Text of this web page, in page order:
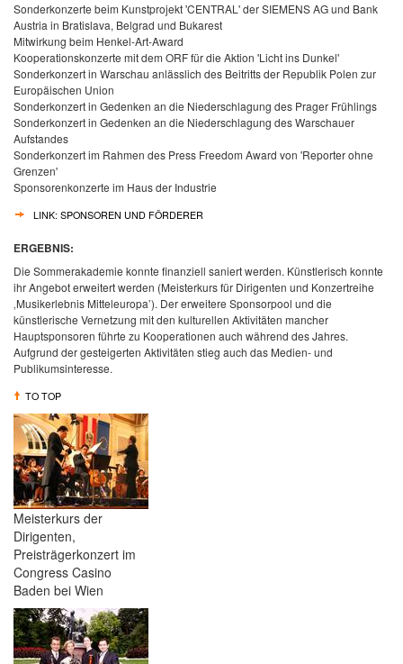
Sonderkonzerte beim Kunstprojekt'CENTRAL'der SIEMENS AG und Bank
Austria in Bratislava, Belgrad und Bukarest
Mitwirkung beim Henkel-Art-Award
Kooperationskonzerte mit dem ORF für die Aktion 'Licht ins Dunkel'
Sonderkonzert in Warschau anlässlich des Beitritts der Republik Polen zur
Europäischen Union
Sonderkonzert in Gedenken an die Niederschlagung des Prager Frühlings
Sonderkonzert in Gedenken an die Niederschlagung des Warschauer
Aufstandes
Sonderkonzert im Rahmen des Press Freedom Award von 'Reporter ohne
Grenzen'
Sponsorenkonzerte im Haus der Industrie
LINK: SPONSOREN UND FÖRDERER
ERGEBNIS:
Die Sommerakademie konnte finanziell saniert werden. Künstlerisch konnte
ihr Angebot erweitert werden (Meisterkurs für Dirigenten und Konzertreihe
‚Musikerlebnis Mitteleuropa’). Der erweitere Sponsorpool und die
künstlerische Vernetzung mit den kulturellen Aktivitäten mancher
Hauptsponsoren führte zu Kooperationen auch während des Jahres.
Aufgrund der gesteigerten Aktivitäten stieg auch das Medien- und
Publikumsinteresse.
TO TOP
Meisterkurs der
Dirigenten,
Preisträgerkonzert im
Congress Casino
Baden bei Wien